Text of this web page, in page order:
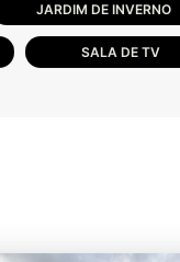
JARDIM DE INVERNO
SALA DE TV